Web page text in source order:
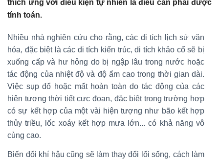
thích ứng với điều kiện tự nhiên là điều cần phải được
tính toán.
Nhiều nhà nghiên cứu cho rằng, các di tích lịch sử văn
hóa, đặc biệt là các di tích kiến trúc, di tích khảo cổ sẽ bị
xuống cấp và hư hỏng do bị ngập lâu trong nước hoặc
tác động của nhiệt độ và độ ẩm cao trong thời gian dài.
Việc sụp đổ hoặc mất hoàn toàn do tác động của các
hiện tượng thời tiết cực đoan, đặc biệt trong trường hợp
có sự kết hợp của một vài hiện tượng như bão kết hợp
thủy triều, lốc xoáy kết hợp mưa lớn... có khả năng vô
cùng cao.
Biến đổi khí hậu cũng sẽ làm thay đổi lối sống, cách làm